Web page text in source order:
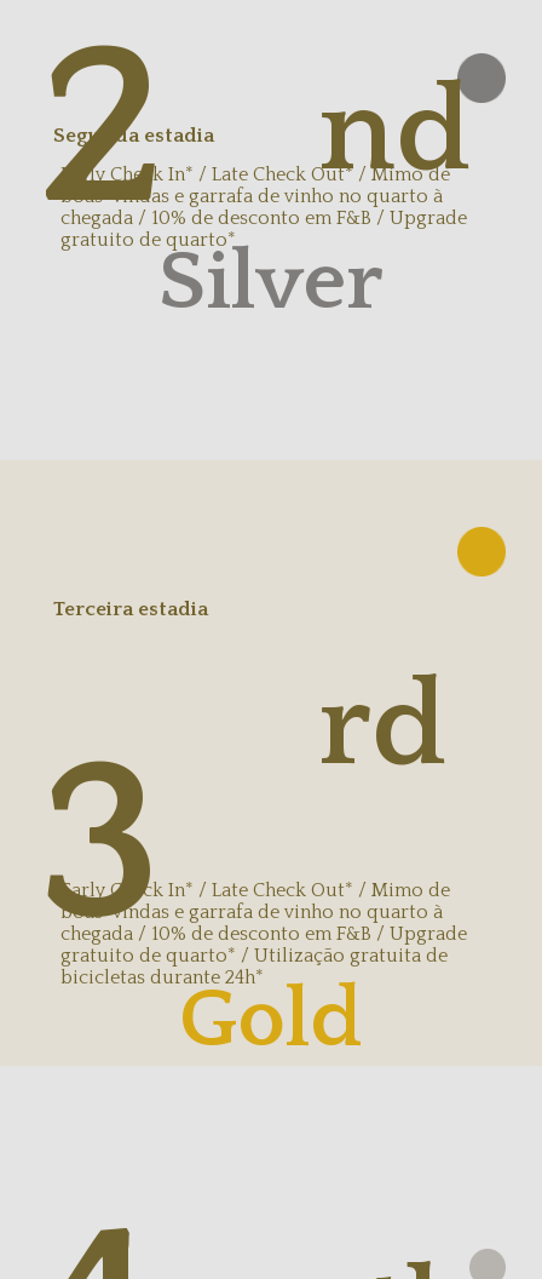
Segunda estadia
2 nd
Early Check In* / Late Check Out* / Mimo de
boas-vindas e garrafa de vinho no quarto à
chegada / 10% de desconto em F&B / Upgrade
gratuito de quarto*Silver
Terceira estadia
3 rd
Early Check In* / Late Check Out* / Mimo de
boas-vindas e garrafa de vinho no quarto à
chegada / 10% de desconto em F&B / Upgrade
gratuito de quarto* / Utilização gratuita de
bicicletas durante 24h*Gold